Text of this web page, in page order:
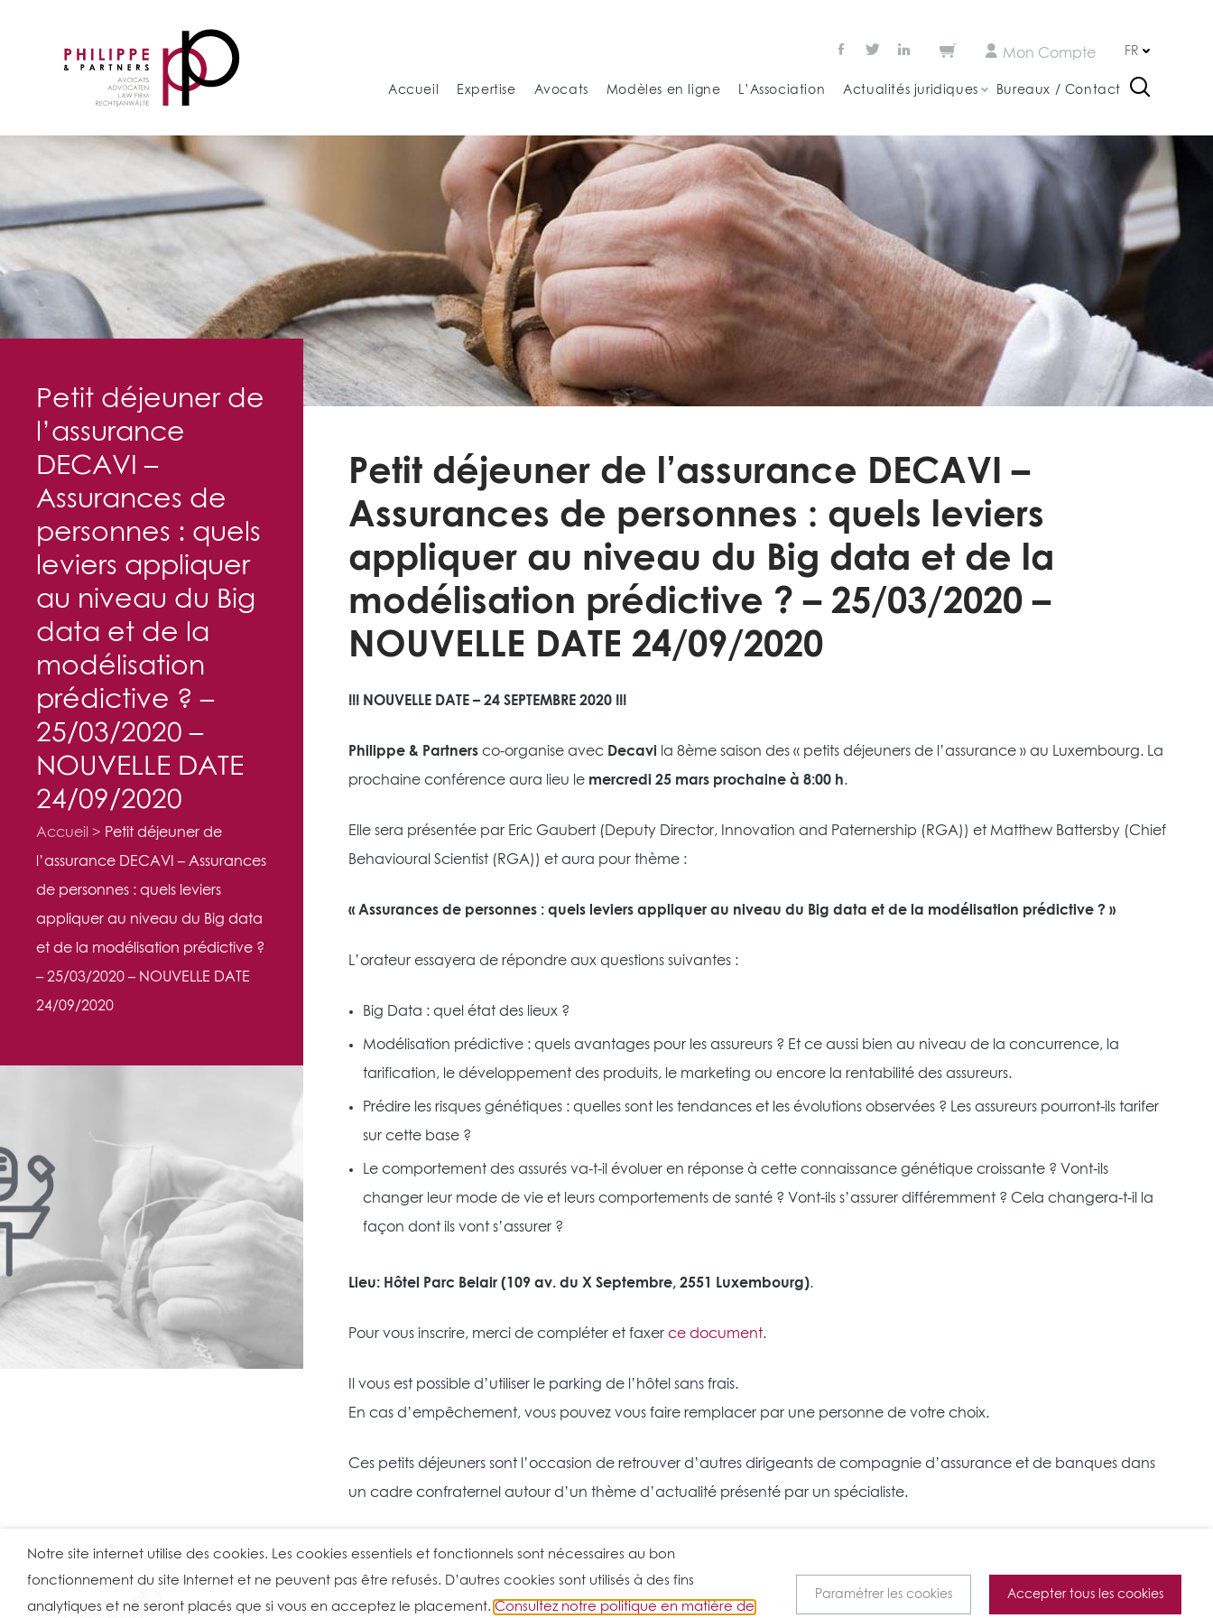
FR
Mon Compte
Accueil Expertise Avocats Modèles en ligne L’Association Actualités juridiques Bureaux / Contact
Petit déjeuner de
l’assurance
DECAVI –
Assurances de
personnes : quels
leviers appliquer
au niveau du Big
data et de la
modélisation
prédictive ? –
25/03/2020 –
NOUVELLE DATE
24/09/2020
Accueil
Petit déjeuner de
l’assurance DECAVI – Assurances
de personnes : quels leviers
appliquer au niveau du Big data
et de la modélisation prédictive ?
– 25/03/2020 – NOUVELLE DATE
24/09/2020
Petit déjeuner de l’assurance DECAVI –
Assurances de personnes : quels leviers
appliquer au niveau du Big data et de la
modélisation prédictive ? – 25/03/2020 –
NOUVELLE DATE 24/09/2020
!!! NOUVELLE DATE – 24 SEPTEMBRE 2020 !!!
Philippe & Partners co-organise avec Decavi la 8ème saison des « petits déjeuners de l’assurance » au Luxembourg. La
prochaine conférence aura lieu le mercredi 25 mars prochaine à 8:00 h.
Elle sera présentée par Eric Gaubert (Deputy Director, Innovation and Paternership (RGA)) et Matthew Battersby (Chief
Behavioural Scientist (RGA)) et aura pour thème :
« Assurances de personnes : quels leviers appliquer au niveau du Big data et de la modélisation prédictive ? »
L’orateur essayera de répondre aux questions suivantes :
Big Data : quel état des lieux ?
Modélisation prédictive : quels avantages pour les assureurs ? Et ce aussi bien au niveau de la concurrence, la
tarification, le développement des produits, le marketing ou encore la rentabilité des assureurs.
Prédire les risques génétiques : quelles sont les tendances et les évolutions observées ? Les assureurs pourront-ils tarifer
sur cette base ?
Le comportement des assurés va-t-il évoluer en réponse à cette connaissance génétique croissante ? Vont-ils
changer leur mode de vie et leurs comportements de santé ? Vont-ils s’assurer différemment ? Cela changera-t-il la
façon dont ils vont s’assurer ?
Lieu: Hôtel Parc Belair (109 av. du X Septembre, 2551 Luxembourg).
Pour vous inscrire, merci de compléter et faxer ce document.
Il vous est possible d’utiliser le parking de l’hôtel sans frais.
En cas d’empêchement, vous pouvez vous faire remplacer par une personne de votre choix.
Ces petits déjeuners sont l’occasion de retrouver d’autres dirigeants de compagnie d’assurance et de banques dans
un cadre confraternel autour d’un thème d’actualité présenté par un spécialiste.
Ⓒ 2026 Conditions d’utilisation Conditions générales Cookie Policy Vie privée
Notre site internet utilise des cookies. Les cookies essentiels et fonctionnels sont nécessaires au bon
fonctionnement du site Internet et ne peuvent pas être refusés. D’autres cookies sont utilisés à des fins
analytiques et ne seront placés que si vous en acceptez le placement. Consultez notre politique en matière de
Paramétrer les cookies Accepter tous les cookies